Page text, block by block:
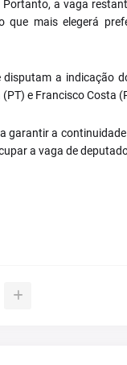
a vaga
mais elegerá
a indicação
e Francisco Costa
garantir a
a vaga de